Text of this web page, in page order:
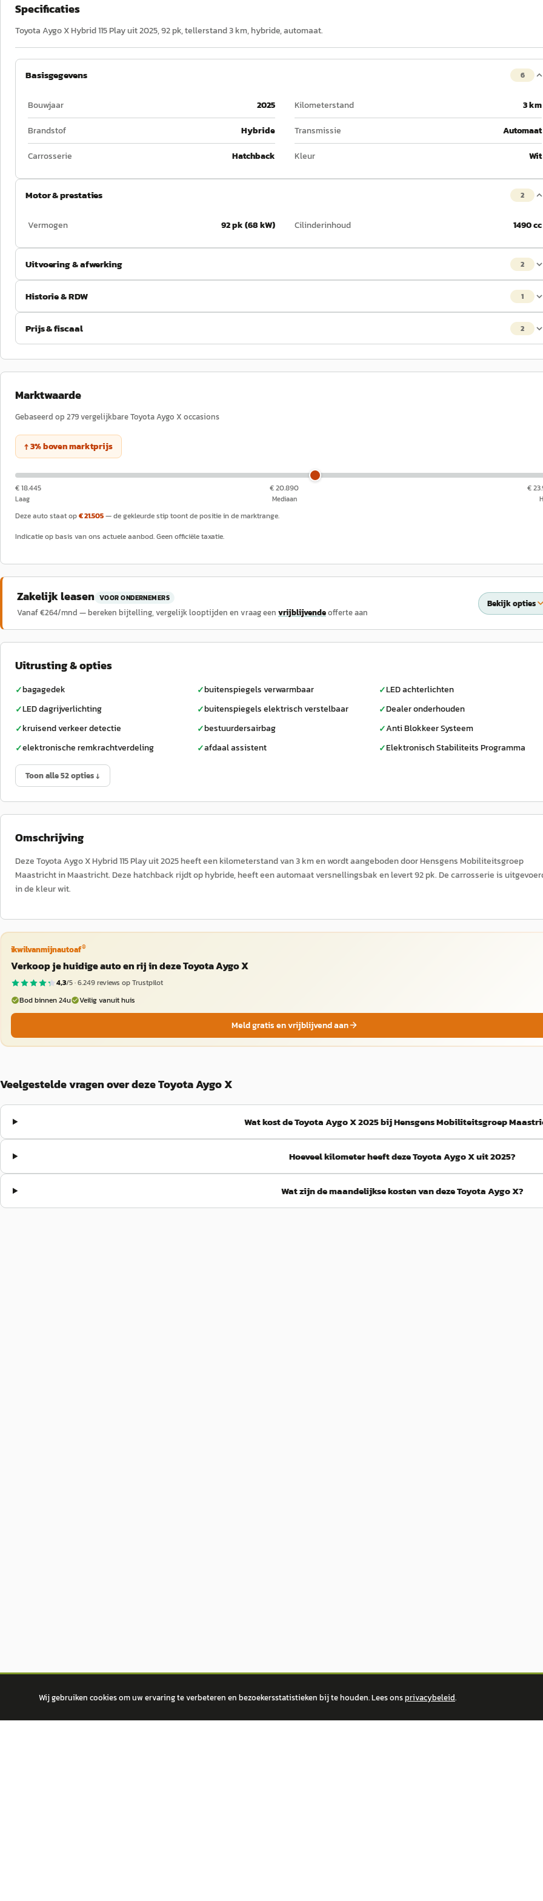
Specificaties
Toyota Aygo X Hybrid 115 Play uit 2025, 92 pk, tellerstand 3 km, hybride, automaat.
Basisgegevens 6
Bouwjaar 2025 Kilometerstand
3 km
Brandstof
Hybride Transmissie
Automaat
Carrosserie
Hatchback Kleur Wit
Motor & prestaties 2
Vermogen 92 pk (68 kW) Cilinderinhoud 1490 cc
Uitvoering & afwerking 2
Historie & RDW 1
Prijs & fiscaal 2
Marktwaarde
Gebaseerd op 279vergelijkbareToyotaAygo X occasions
↑3%bovenmarktprijs
€ 18.445
Laag
€ 20.890
Mediaan
€
Deze auto staat op€ 21.505— de gekleurde stip toont de positie in de marktrange.
Indicatie op basis van ons actuele aanbod. Geen officiële taxatie.
Zakelijk leasen VOOR ONDERNEMERS
Vanaf €264/mnd — bereken bijtelling, vergelijk looptijden en vraag een vrijblijvendeofferte aan
Bekijk opties
Uitrusting & opties
✓bagagedek ✓buitenspiegels verwarmbaar ✓LED achterlichten
✓LED dagrijverlichting ✓buitenspiegels elektrisch verstelbaar ✓Dealer onderhouden
✓kruisend verkeer detectie ✓bestuurdersairbag ✓Anti Blokkeer Systeem
✓elektronische remkrachtverdeling ✓afdaal assistent ✓Elektronisch Stabiliteits Programma
Toon alle 52 opties ↓
Omschrijving
Deze Toyota Aygo X Hybrid 115 Play uit 2025 heeft een kilometerstand van 3 km en wordt aangeboden door Hensgens Mobiliteitsgroep
Maastricht in Maastricht. Deze hatchback rijdt op hybride, heeft een automaat versnellingsbak en levert 92 pk. De carrosserie is
in de kleur wit.
ikwilvanmijnautoaf®
Verkoop je huidige auto en rij in deze Toyota Aygo X
4,3/5 ·6.249reviews op Trustpilot
Bod binnen 24u
Veilig vanuit huis
Meld gratis en vrijblijvend aan
Veelgestelde vragen over deze Toyota Aygo X
Wat kost de Toyota Aygo X 2025 bij Hensgens Mobiliteitsgroep
Hoeveel kilometer heeft deze Toyota Aygo X uit 2025?
Wat zijn de maandelijkse kosten van deze Toyota Aygo X?
Wij gebruiken cookies om uw ervaring te verbeteren en bezoekersstatistieken bij te houden. Lees onsprivacybeleid.